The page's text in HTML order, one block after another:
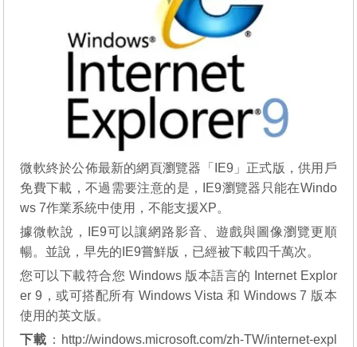
微軟終於公佈最新的網頁瀏覽器「IE9」正式版，供用戶
免費下載，不過需要注意的是，IE9瀏覽器只能在Windo
ws 7作業系統中使用，不能支援XP。
據微軟說，IE9可以讓網路影音、遊戲與圖像瀏覽更順
暢。並說，早先的IE9嘗鮮版，已經被下載四千萬次。
您可以下載符合您 Windows 版本語言的 Internet Explor
er 9，或可搭配所有 Windows Vista 和 Windows 7 版本
使用的英文版。
下載 ： http://windows.microsoft.com/zh-TW/internet-expl